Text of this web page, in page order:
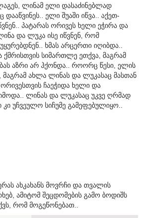
ლინამ ელი დასაძინებლად
ელი შუაში იწვა.. აქეთ-
პატარას ორივეს ხელი ეჭირა და
და ლუკა ისე იწვნენ, რომ
ხმას არცერთი იღიბდა..
სიმართლე ეთქვა, მაგრამ
აზრი არ ჰქონდა.. როორც წესი, ელის
ახლა ლინას და ლუკასაც მასთან
ჩაეჭიდა ხელი და
ლინას და ლუკასაც უკვე ღრმად
უჩვეულო სიჩუმე გამეფებულიყო..
ახკახანს მოვრჩი და თვალის
ამიტომ შეცდომების გამო ბოდიშს
რომ მოგეწონებათ..